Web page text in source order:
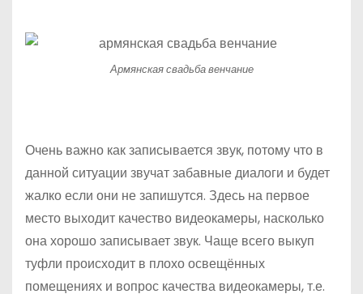
Армянская свадьба венчание
Очень важно как записывается звук, потому что в
данной ситуации звучат забавные диалоги и будет
жалко если они не запишутся. Здесь на первое
место выходит качество видеокамеры, насколько
она хорошо записывает звук. Чаще всего выкуп
туфли происходит в плохо освещённых
помещениях и вопрос качества видеокамеры, т.е.